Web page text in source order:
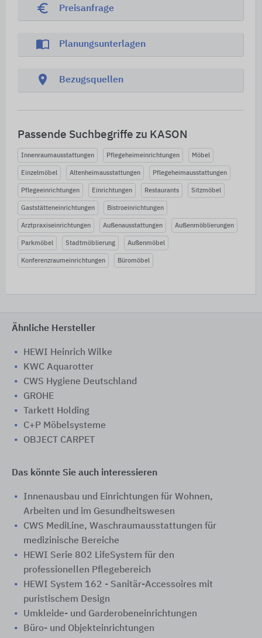
euro_symbol Preisanfrage
import_contacts Planungsunterlagen
location_on Bezugsquellen
Passende Suchbegriffe zu KASON
Innenraumausstattungen Pflegeheimeinrichtungen Möbel
Einzelmöbel Altenheimausstattungen Pflegeheimausstattungen
Pflegeeinrichtungen Einrichtungen Restaurants Sitzmöbel
Gaststätteneinrichtungen Bistroeinrichtungen
Arztpraxiseinrichtungen Außenausstattungen Außenmöblierungen
Parkmöbel Stadtmöblierung Außenmöbel
Konferenzraumeinrichtungen Büromöbel
Ähnliche Hersteller
HEWI Heinrich Wilke
KWC Aquarotter
CWS Hygiene Deutschland
GROHE
Tarkett Holding
C+P Möbelsysteme
OBJECT CARPET
Das könnte Sie auch interessieren
Innenausbau und Einrichtungen für Wohnen,
Arbeiten und im Gesundheitswesen
CWS MediLine, Waschraumausstattungen für
medizinische Bereiche
HEWI Serie 802 LifeSystem für den ​
professionellen Pflegebereich
HEWI System 162 - Sanitär-Accessoires mit
puristischem Design
Umkleide- und Garderobeneinrichtungen
Büro- und Objekteinrichtungen